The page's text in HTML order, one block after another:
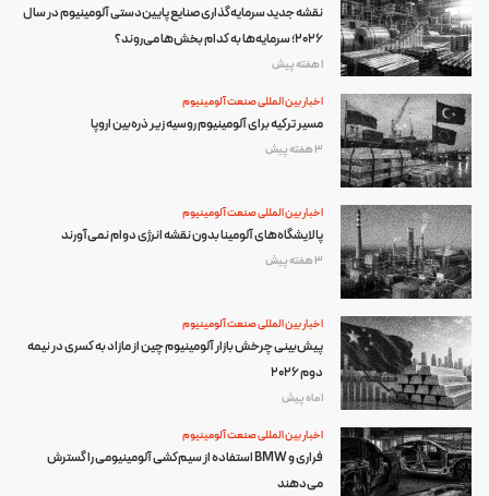
نقشه جدید سرمایه‌گذاری صنایع پایین‌دستی آلومینیوم در سال
۲۰۲۶؛ سرمایه‌ها به کدام بخش‌ها می‌روند؟
1 هفته پیش
اخبار بین المللی صنعت آلومینیوم
مسیر ترکیه برای آلومینیوم روسیه زیر ذره‌بین اروپا
3 هفته پیش
اخبار بین المللی صنعت آلومینیوم
پالایشگاه‌های آلومینا بدون نقشه انرژی دوام نمی‌آورند
3 هفته پیش
اخبار بین المللی صنعت آلومینیوم
پیش‌بینی چرخش بازار آلومینیوم چین از مازاد به کسری در نیمه
دوم ۲۰۲۶
1 ماه پیش
اخبار بین المللی صنعت آلومینیوم
فراری و BMW استفاده از سیم‌کشی آلومینیومی را گسترش
می‌دهند